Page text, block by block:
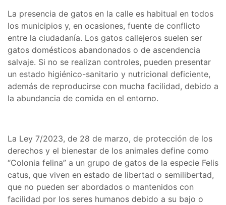
La presencia de gatos en la calle es habitual en todos
los municipios y, en ocasiones, fuente de conflicto
entre la ciudadanía. Los gatos callejeros suelen ser
gatos domésticos abandonados o de ascendencia
salvaje. Si no se realizan controles, pueden presentar
un estado higiénico-sanitario y nutricional deficiente,
además de reproducirse con mucha facilidad, debido a
la abundancia de comida en el entorno.
La Ley 7/2023, de 28 de marzo, de protección de los
derechos y el bienestar de los animales define como
“Colonia felina” a un grupo de gatos de la especie Felis
catus, que viven en estado de libertad o semilibertad,
que no pueden ser abordados o mantenidos con
facilidad por los seres humanos debido a su bajo o